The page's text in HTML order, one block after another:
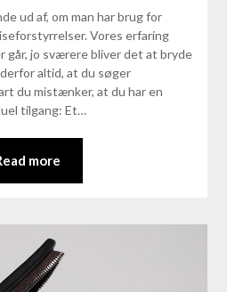
ud af, om man har brug for
Vores erfaring
går, jo sværere bliver det at bryde
altid, at du søger
du mistænker, at du har en
tilgang: Et…
more